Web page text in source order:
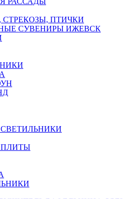
СТРЕКОЗЫ, ПТИЧКИ
СУВЕНИРЫ ИЖЕВСК
ПЛИТЫ